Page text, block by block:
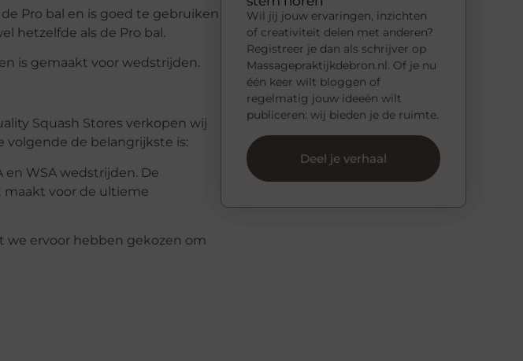
Pro bal en is goed te gebruiken
hetzelfde als de Pro bal.
is gemaakt voor wedstrijden.
Squash Stores verkopen wij
volgende de belangrijkste is:
WSA wedstrijden. De
maakt voor de ultieme
we ervoor hebben gekozen om
Wil jij jouw ervaringen, inzichten
of creativiteit delen met anderen?
Registreer je dan als schrijver op
Massagepraktijkdebron.nl. Of je nu
één keer wilt bloggen of
regelmatig jouw ideeën wilt
publiceren: wij bieden je de ruimte.
Deel je verhaal